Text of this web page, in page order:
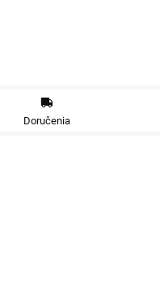
Doručenia